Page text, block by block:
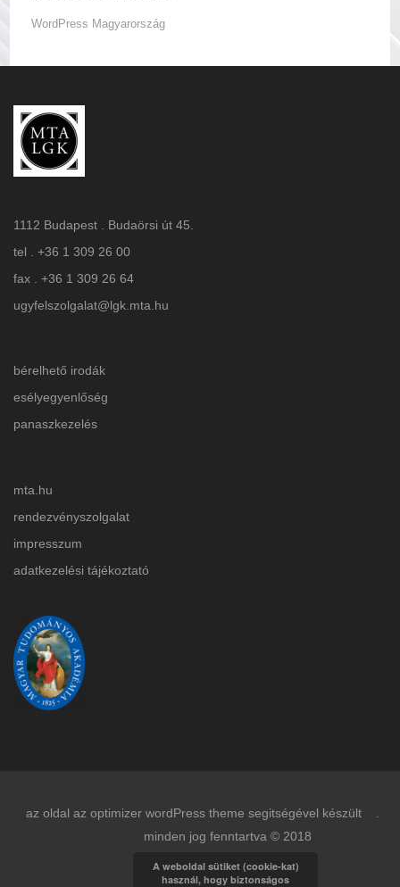
WordPress Magyarország
1112 Budapest . Budaörsi út 45.
tel . +36 1 309 26 00
fax . +36 1 309 26 64
ugyfelszolgalat@lgk.mta.hu
bérelhető irodák
esélyegyenlőség
panaszkezelés
mta.hu
rendezvényszolgalat
impresszum
adatkezelési tájékoztató
az oldal az optimizer wordPress theme segitségével készült .
minden jog fenntartva © 2018
A weboldal sütiket (cookie-kat)
használ, hogy biztonságos